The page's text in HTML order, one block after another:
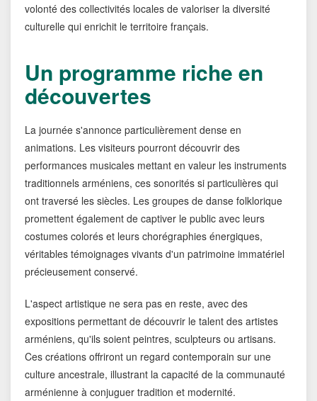
volonté des collectivités locales de valoriser la diversité
culturelle qui enrichit le territoire français.
Un programme riche en
découvertes
La journée s'annonce particulièrement dense en
animations. Les visiteurs pourront découvrir des
performances musicales mettant en valeur les instruments
traditionnels arméniens, ces sonorités si particulières qui
ont traversé les siècles. Les groupes de danse folklorique
promettent également de captiver le public avec leurs
costumes colorés et leurs chorégraphies énergiques,
véritables témoignages vivants d'un patrimoine immatériel
précieusement conservé.
L'aspect artistique ne sera pas en reste, avec des
expositions permettant de découvrir le talent des artistes
arméniens, qu'ils soient peintres, sculpteurs ou artisans.
Ces créations offriront un regard contemporain sur une
culture ancestrale, illustrant la capacité de la communauté
arménienne à conjuguer tradition et modernité.